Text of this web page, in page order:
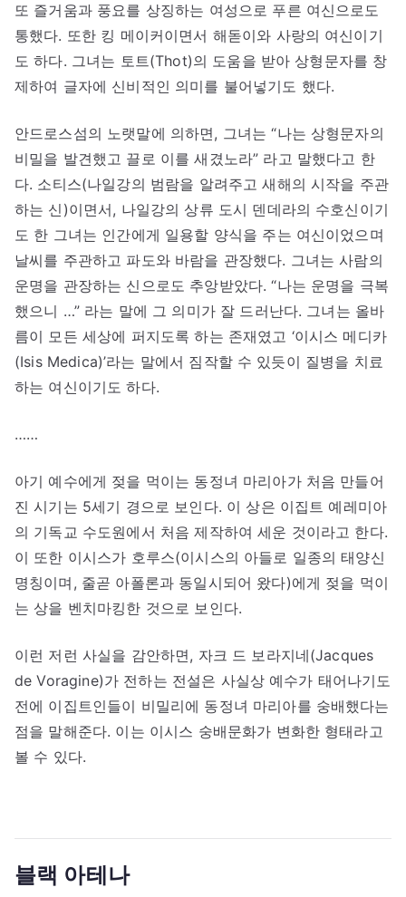
또 즐거움과 풍요를 상징하는 여성으로 푸른 여신으로도
통했다. 또한 킹 메이커이면서 해돋이와 사랑의 여신이기
도 하다. 그녀는 토트(Thot)의 도움을 받아 상형문자를 창
제하여 글자에 신비적인 의미를 불어넣기도 했다.
안드로스섬의 노랫말에 의하면, 그녀는 “나는 상형문자의
비밀을 발견했고 끌로 이를 새겼노라” 라고 말했다고 한
다. 소티스(나일강의 범람을 알려주고 새해의 시작을 주관
하는 신)이면서, 나일강의 상류 도시 덴데라의 수호신이기
도 한 그녀는 인간에게 일용할 양식을 주는 여신이었으며
날씨를 주관하고 파도와 바람을 관장했다. 그녀는 사람의
운명을 관장하는 신으로도 추앙받았다. “나는 운명을 극복
했으니 …” 라는 말에 그 의미가 잘 드러난다. 그녀는 올바
름이 모든 세상에 퍼지도록 하는 존재였고 ‘이시스 메디카
(Isis Medica)’라는 말에서 짐작할 수 있듯이 질병을 치료
하는 여신이기도 하다.
……
아기 예수에게 젖을 먹이는 동정녀 마리아가 처음 만들어
진 시기는 5세기 경으로 보인다. 이 상은 이집트 예레미아
의 기독교 수도원에서 처음 제작하여 세운 것이라고 한다.
이 또한 이시스가 호루스(이시스의 아들로 일종의 태양신
명칭이며, 줄곧 아폴론과 동일시되어 왔다)에게 젖을 먹이
는 상을 벤치마킹한 것으로 보인다.
이런 저런 사실을 감안하면, 자크 드 보라지네(Jacques
de Voragine)가 전하는 전설은 사실상 예수가 태어나기도
전에 이집트인들이 비밀리에 동정녀 마리아를 숭배했다는
점을 말해준다. 이는 이시스 숭배문화가 변화한 형태라고
볼 수 있다.
블랙 아테나